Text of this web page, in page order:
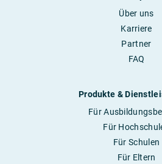
Über uns
Karriere
Partner
FAQ
Produkte &
Für
Für
Für Schulen
Für Eltern